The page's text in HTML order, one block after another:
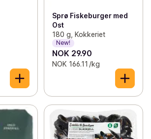
Sprø Fiskeburger med
Ost
180 g, Kokkeriet
New!
NOK 29.90
NOK 166.11 /kg